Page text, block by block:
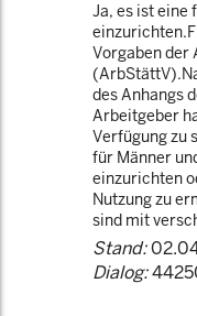
Ja, es ist
Vorgaben der
des Anhangs
Arbeitgeber
Verfügung zu
für Männer
einzurichten
Nutzung zu
sind mit
Stand:
Dialog: